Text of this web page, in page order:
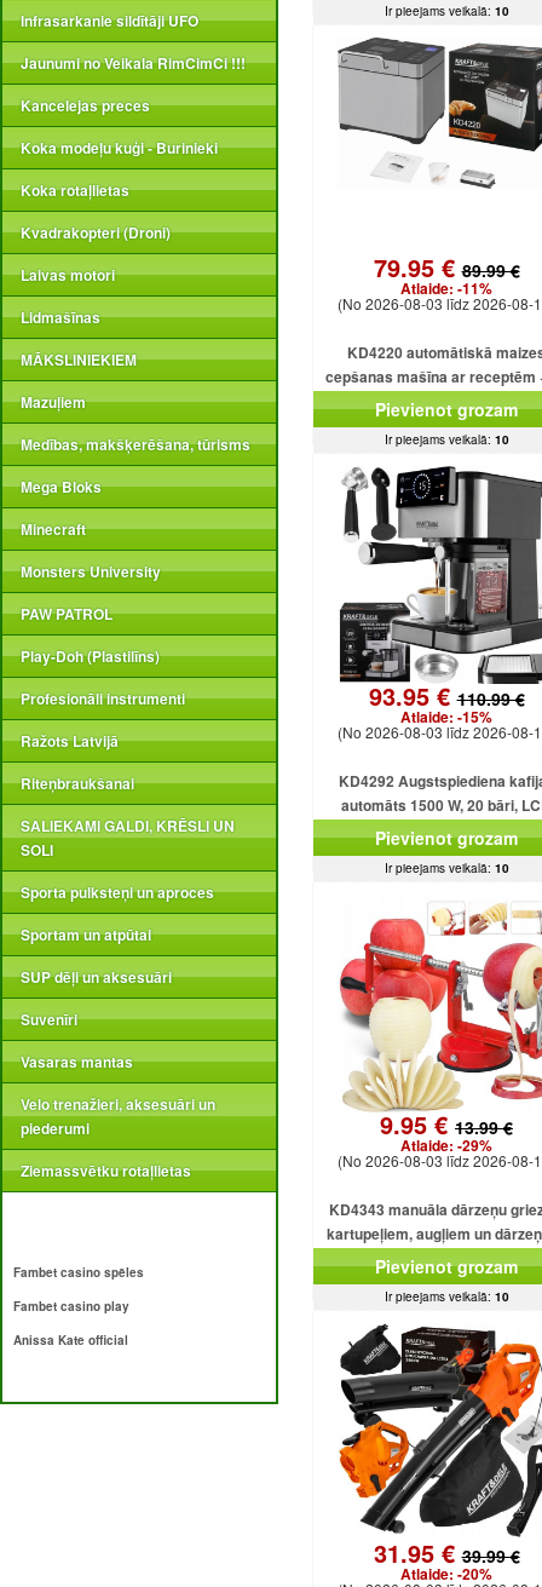
Infrasarkanie sildītāji UFO
Jaunumi no Veikala RimCimCi !!!
Kancelejas preces
Koka modeļu kuģi - Burinieki
Koka rotaļlietas
Kvadrakopteri (Droni)
Laivas motori
Lidmašīnas
MĀKSLINIEKIEM
Mazuļiem
Medības, makšķerēšana, tūrisms
Mega Bloks
Minecraft
Monsters University
PAW PATROL
Play-Doh (Plastilīns)
Profesionāli instrumenti
Ražots Latvijā
Riteņbraukšanai
SALIEKAMI GALDI, KRĒSLI UN
SOLI
Sporta pulksteņi un aproces
Sportam un atpūtai
SUP dēļi un aksesuāri
Suvenīri
Vasaras mantas
Velo trenažieri, aksesuāri un
piederumi
Ziemassvētku rotaļlietas
Fambet casino spēles
Fambet casino play
Anissa Kate official
Ir pieejams veikalā: 10
79.95 €89.99 €
Atlaide: -11%
(No 2026-08-03 līdz 2026-08-
KD4220 automātiskā
cepšanas mašīna ar receptēm
programmām + saldējumu
Pievienot grozam
Ir pieejams veikalā: 10
93.95 €110.99 €
Atlaide: -15%
(No 2026-08-03 līdz 2026-08-
KD4292 Augstspiediena
automāts 1500 W, 20 bāri,
displejs
Pievienot grozam
Ir pieejams veikalā: 10
9.95 € 13.99 €
Atlaide: -29%
(No 2026-08-03 līdz 2026-08-
KD4343 manuāla dārzeņu
kartupeļiem, augļiem un
Pievienot grozam
Ir pieejams veikalā: 10
31.95 €39.99 €
Atlaide: -20%